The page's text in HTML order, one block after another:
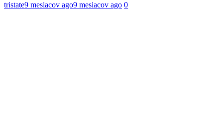
tristate9 mesiacov ago9 mesiacov ago 0